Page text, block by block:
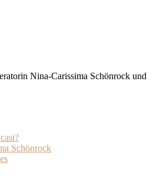
Nina-Carissima Schönrock und
Schönrock